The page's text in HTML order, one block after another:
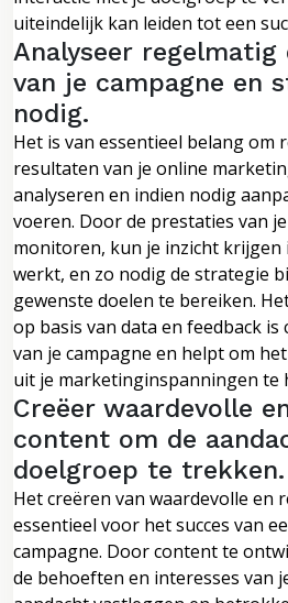
uiteindelijk kan leiden tot een
Analyseer
van je campagne en
nodig.
Het is van essentieel belang om
resultaten van je online
analyseren en indien nodig
voeren. Door de prestaties van
monitoren, kun je inzicht krijgen
werkt, en zo nodig de strategie
gewenste doelen te bereiken.
op basis van data en feedback is
van je campagne en helpt om
uit je marketinginspanningen te
Creëer waardevolle
content om de
doelgroep te trekken.
Het creëren van waardevolle en
essentieel voor het succes van
campagne. Door content te
de behoeften en interesses van